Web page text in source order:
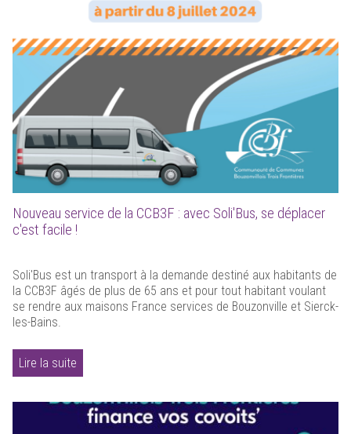
Nouveau service de la CCB3F : avec Soli'Bus, se déplacer
c'est facile !
Soli'Bus est un transport à la demande destiné aux habitants de
la CCB3F âgés de plus de 65 ans et pour tout habitant voulant
se rendre aux maisons France services de Bouzonville et Sierck-
les-Bains.
Lire la suite